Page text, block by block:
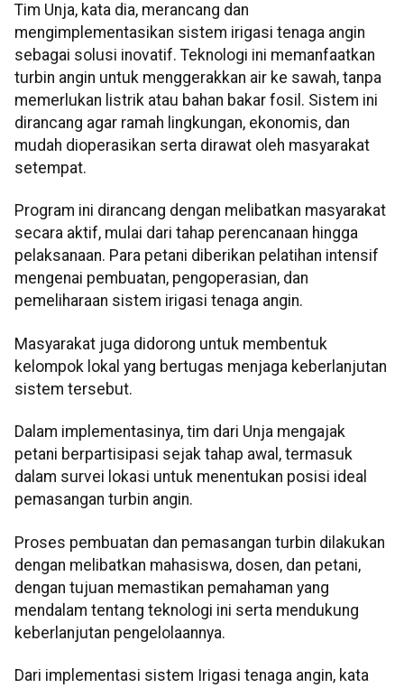
Tim Unja, kata dia, merancang dan
mengimplementasikan sistem irigasi tenaga angin
sebagai solusi inovatif. Teknologi ini memanfaatkan
turbin angin untuk menggerakkan air ke sawah, tanpa
memerlukan listrik atau bahan bakar fosil. Sistem ini
dirancang agar ramah lingkungan, ekonomis, dan
mudah dioperasikan serta dirawat oleh masyarakat
setempat.
Program ini dirancang dengan melibatkan masyarakat
secara aktif, mulai dari tahap perencanaan hingga
pelaksanaan. Para petani diberikan pelatihan intensif
mengenai pembuatan, pengoperasian, dan
pemeliharaan sistem irigasi tenaga angin.
Masyarakat juga didorong untuk membentuk
kelompok lokal yang bertugas menjaga keberlanjutan
sistem tersebut.
Dalam implementasinya, tim dari Unja mengajak
petani berpartisipasi sejak tahap awal, termasuk
dalam survei lokasi untuk menentukan posisi ideal
pemasangan turbin angin.
Proses pembuatan dan pemasangan turbin dilakukan
dengan melibatkan mahasiswa, dosen, dan petani,
dengan tujuan memastikan pemahaman yang
mendalam tentang teknologi ini serta mendukung
keberlanjutan pengelolaannya.
Dari implementasi sistem Irigasi tenaga angin, kata